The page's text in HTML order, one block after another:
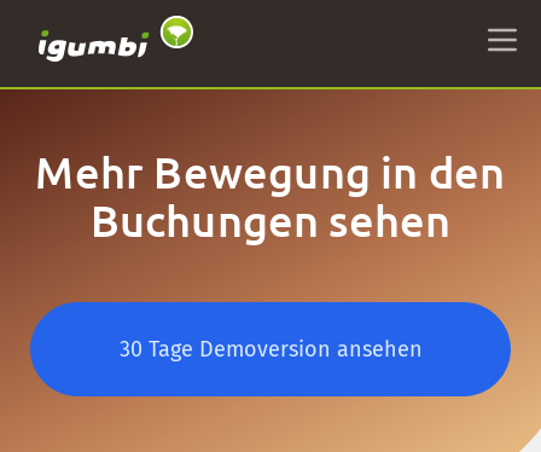
Mehr Bewegung in den
Buchungen sehen
30 Tage Demoversion ansehen